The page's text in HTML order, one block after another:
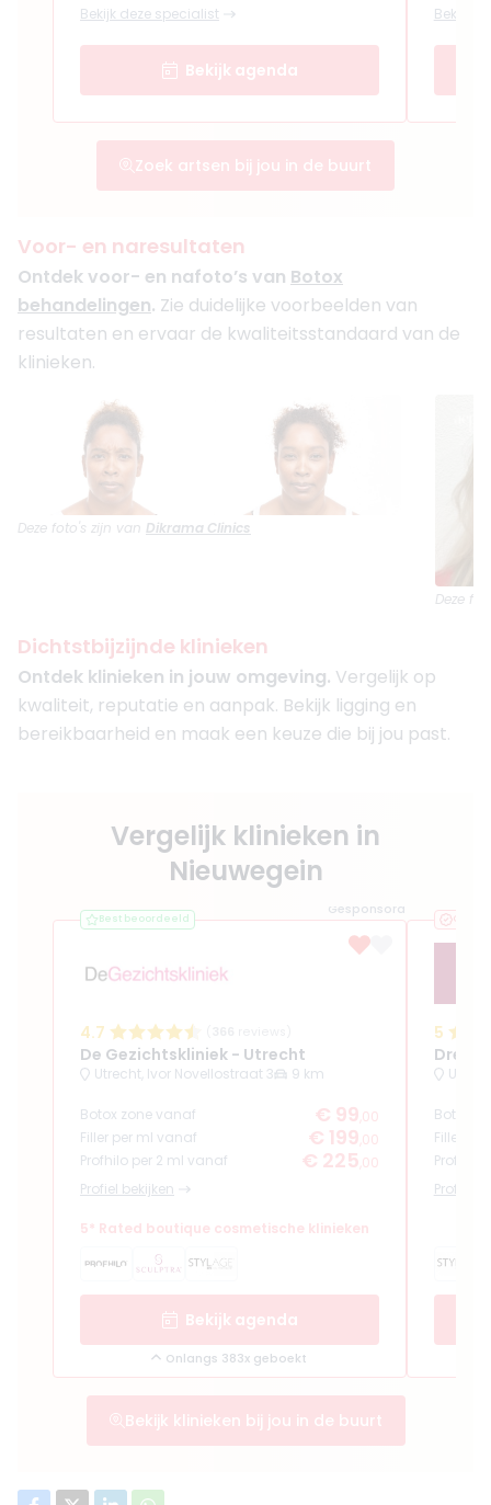
Bekijk deze specialist
Bekijk agenda
Bekijk
Zoek artsen bij jou in de buurt
Voor- en naresultaten
Ontdek voor- en nafoto’s van Botox
behandelingen. Zie duidelijke voorbeelden van
resultaten en ervaar de kwaliteitsstandaard van de
klinieken.
Deze foto's zijn van Dikrama Clinics
Deze
Dichtstbijzijnde klinieken
Ontdek klinieken in jouw omgeving. Vergelijk op
kwaliteit, reputatie en aanpak. Bekijk ligging en
bereikbaarheid en maak een keuze die bij jou past.
Vergelijk klinieken in
Nieuwegein
Gesponsord
Best beoordeeld
4.7
De Gezichtskliniek - Utrecht
Utrecht, Ivor Novellostraat 3 9 km
Botox zone vanaf € 99 ,00
Filler per ml vanaf
€ 199 ,00
Profhilo per 2 ml vanaf
€ 225 ,00
Profiel bekijken
5* Rated boutique cosmetische klinieken
Bekijk agenda
Onlangs 383x geboekt
5
Botox
Filler
Profhilo
Profiel
Bekijk klinieken bij jou in de buurt